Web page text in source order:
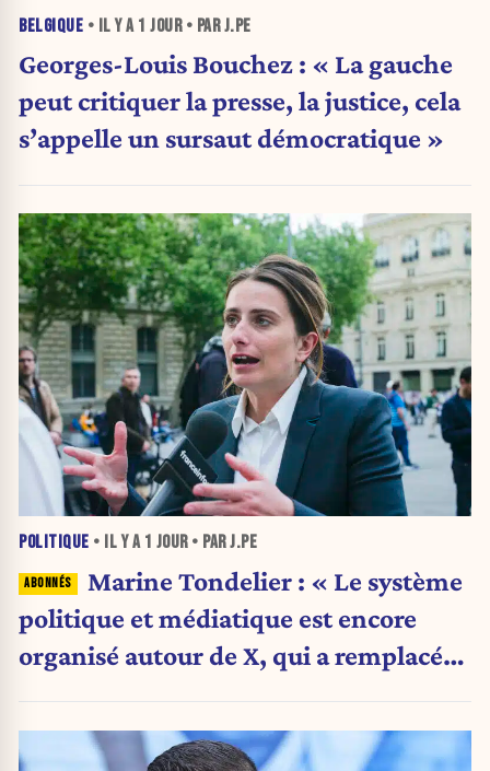
BELGIQUE • IL Y A 1 JOUR• PAR J.PE
Georges-Louis Bouchez : « La gauche
peut critiquer la presse, la justice, cela
s’appelle un sursaut démocratique »
POLITIQUE • IL Y A 1 JOUR• PAR J.PE
Marine Tondelier : « Le système
politique et médiatique est encore
organisé autour de X, qui a remplacé